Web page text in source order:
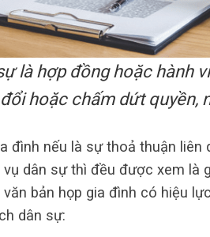
là hợp đồng hoặc hành
hoặc chấm dứt quyền,
đình nếu là sự thoả thuận liên
dân sự thì đều được xem là
bản họp gia đình có hiệu
dân sự: